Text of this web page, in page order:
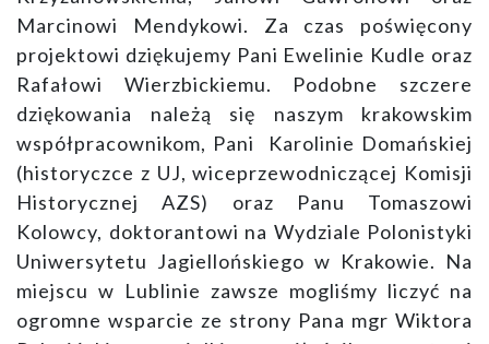
Marcinowi Mendykowi. Za czas poświęcony
projektowi dziękujemy Pani Ewelinie Kudle oraz
Rafałowi Wierzbickiemu. Podobne szczere
dziękowania należą się naszym krakowskim
współpracownikom, Pani Karolinie Domańskiej
(historyczce z UJ, wiceprzewodniczącej Komisji
Historycznej AZS) oraz Panu Tomaszowi
Kolowcy, doktorantowi na Wydziale Polonistyki
Uniwersytetu Jagiellońskiego w Krakowie. Na
miejscu w Lublinie zawsze mogliśmy liczyć na
ogromne wsparcie ze strony Pana mgr Wiktora